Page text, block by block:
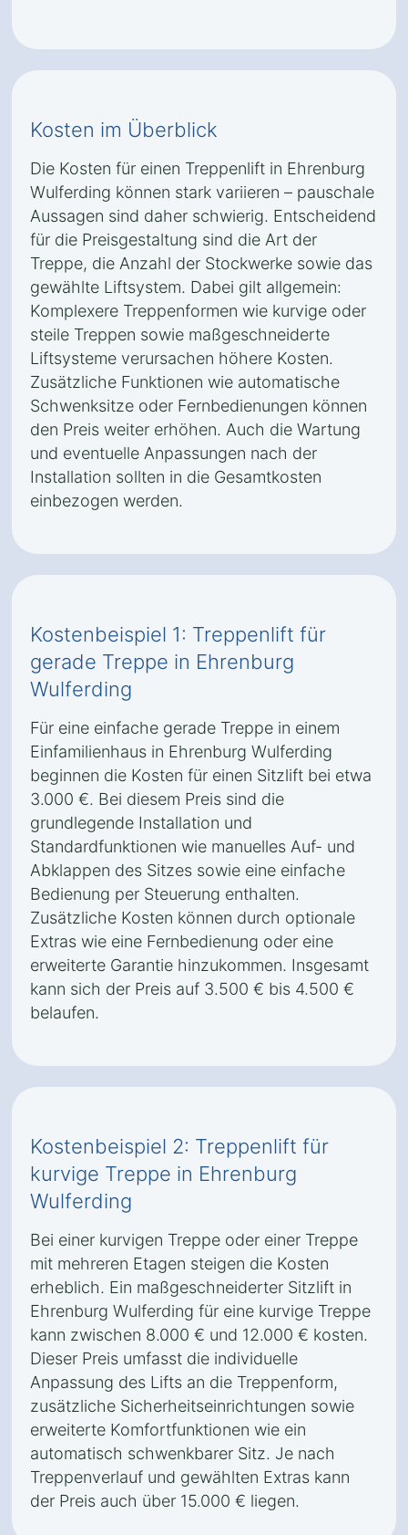
Kosten im Überblick
Die Kosten für einen Treppenlift in Ehrenburg
Wulferding können stark variieren – pauschale
Aussagen sind daher schwierig. Entscheidend
für die Preisgestaltung sind die Art der
Treppe, die Anzahl der Stockwerke sowie das
gewählte Liftsystem. Dabei gilt allgemein:
Komplexere Treppenformen wie kurvige oder
steile Treppen sowie maßgeschneiderte
Liftsysteme verursachen höhere Kosten.
Zusätzliche Funktionen wie automatische
Schwenksitze oder Fernbedienungen können
den Preis weiter erhöhen. Auch die Wartung
und eventuelle Anpassungen nach der
Installation sollten in die Gesamtkosten
einbezogen werden.
Kostenbeispiel 1: Treppenlift für
gerade Treppe in Ehrenburg
Wulferding
Für eine einfache gerade Treppe in einem
Einfamilienhaus in Ehrenburg Wulferding
beginnen die Kosten für einen Sitzlift bei etwa
3.000 €. Bei diesem Preis sind die
grundlegende Installation und
Standardfunktionen wie manuelles Auf- und
Abklappen des Sitzes sowie eine einfache
Bedienung per Steuerung enthalten.
Zusätzliche Kosten können durch optionale
Extras wie eine Fernbedienung oder eine
erweiterte Garantie hinzukommen. Insgesamt
kann sich der Preis auf 3.500 € bis 4.500 €
belaufen.
Kostenbeispiel 2: Treppenlift für
kurvige Treppe in Ehrenburg
Wulferding
Bei einer kurvigen Treppe oder einer Treppe
mit mehreren Etagen steigen die Kosten
erheblich. Ein maßgeschneiderter Sitzlift in
Ehrenburg Wulferding für eine kurvige Treppe
kann zwischen 8.000 € und 12.000 € kosten.
Dieser Preis umfasst die individuelle
Anpassung des Lifts an die Treppenform,
zusätzliche Sicherheitseinrichtungen sowie
erweiterte Komfortfunktionen wie ein
automatisch schwenkbarer Sitz. Je nach
Treppenverlauf und gewählten Extras kann
der Preis auch über 15.000 € liegen.